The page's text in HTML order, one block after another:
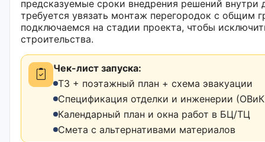
предсказуемые сроки внедрения решений внутри
требуется увязать монтаж перегородок с общим
подключаемся на стадии проекта, чтобы
строительства.
Чек-лист запуска:
ТЗ + поэтажный план + схема эвакуации
Спецификация отделки и инженерии
Календарный план и окна работ в БЦ/ТЦ
Смета с альтернативами материалов